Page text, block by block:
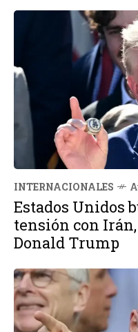
INTERNACIONALES
Estados Unidos
tensión con
Donald Trump